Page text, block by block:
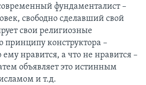
фундаменталист –
свободно сделавший свой
свои религиозные
принципу конструктора –
ему нравится, а что не нравится –
объявляет это истинным
и т.д.